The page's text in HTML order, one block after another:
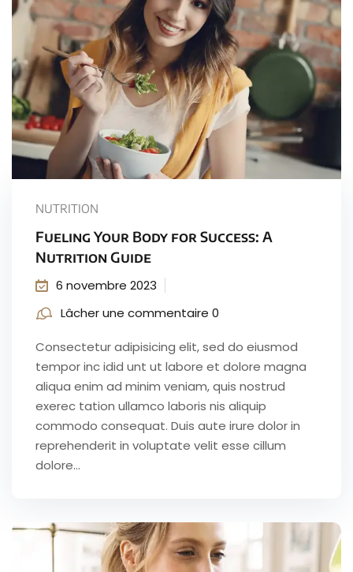
NUTRITION
Fueling Your Body for Success: A
Nutrition Guide
6 novembre 2023
Lâcher une commentaire 0
Consectetur adipisicing elit, sed do eiusmod
tempor inc idid unt ut labore et dolore magna
aliqua enim ad minim veniam, quis nostrud
exerec tation ullamco laboris nis aliquip
commodo consequat. Duis aute irure dolor in
reprehenderit in voluptate velit esse cillum
dolore...